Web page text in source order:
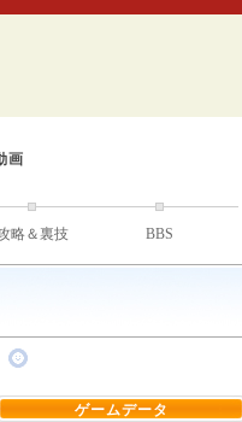
画
略＆裏技 BBS
ゲームデータ